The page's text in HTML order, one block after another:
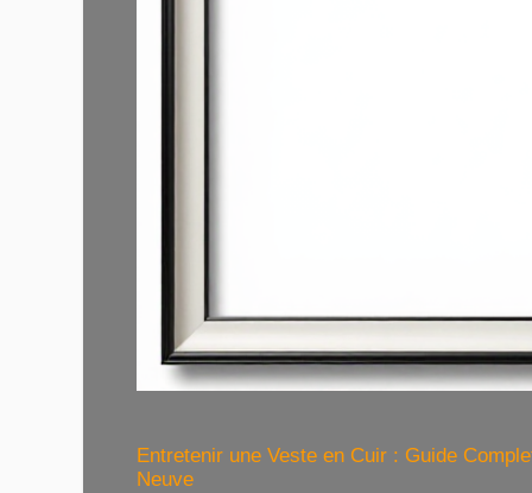
Entretenir une Veste en Cuir : Guide
Neuve